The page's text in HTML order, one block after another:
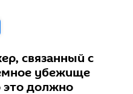
связанный с
убежище
это должно